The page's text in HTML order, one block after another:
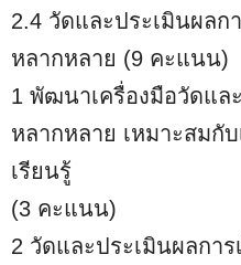
2.4 วัดและประเมินผลก
หลากหลาย (9 คะแนน)
1 พัฒนาเครื่องมือวัดแล
หลากหลาย เหมาะสมกั
เรียนรู้
(3 คะแนน)
2 วัดและประเมินผลกา